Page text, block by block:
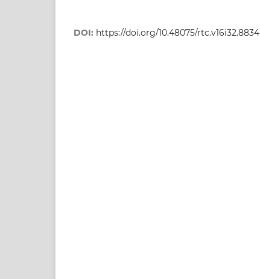
DOI: https://doi.org/10.48075/rtc.v16i32.8834